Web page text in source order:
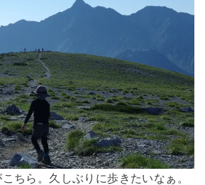
ちら。久しぶりに歩きたいなぁ。